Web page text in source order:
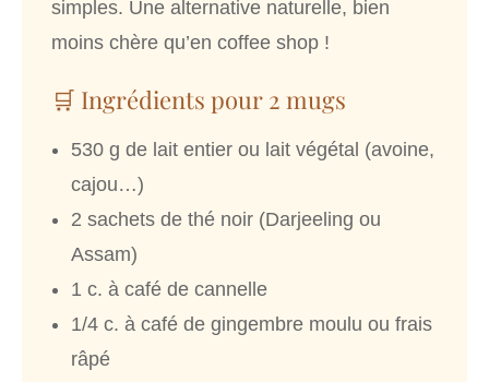
simples. Une alternative naturelle, bien
moins chère qu’en coffee shop !
🛒 Ingrédients pour 2 mugs
530 g de lait entier ou lait végétal (avoine,
cajou…)
2 sachets de thé noir (Darjeeling ou
Assam)
1 c. à café de cannelle
1/4 c. à café de gingembre moulu ou frais
râpé